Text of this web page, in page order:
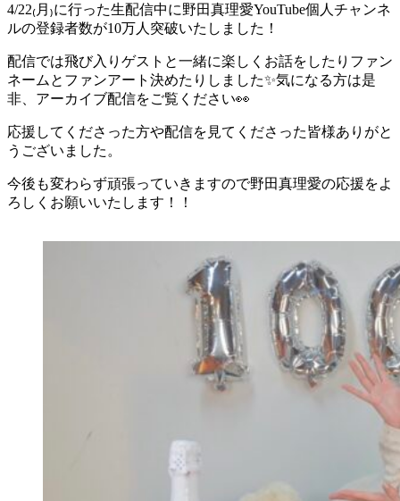
4/22₍月₎に行った生配信中に野田真理愛YouTube個人チャンネ
ルの登録者数が10万人突破いたしました！
配信では飛び入りゲストと一緒に楽しくお話をしたりファン
ネームとファンアート決めたりしました✨気になる方は是
非、アーカイブ配信をご覧ください👀
応援してくださった方や配信を見てくださった皆様ありがと
うございました。
今後も変わらず頑張っていきますので野田真理愛の応援をよ
ろしくお願いいたします！！